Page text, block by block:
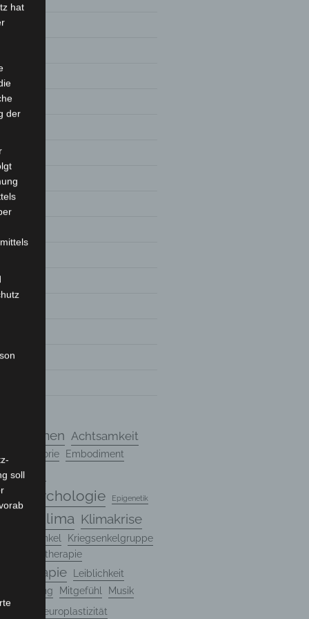
Achtsamkeit
Embodiment
Entwicklung
Epigenetik
Klima Klimakrise
Kriegsenkel
Kriegsenkelgruppe
Psychotherapie
Leiblichkeit
Mitgefühl Musik
Neuroplastizität
hat
der
soll